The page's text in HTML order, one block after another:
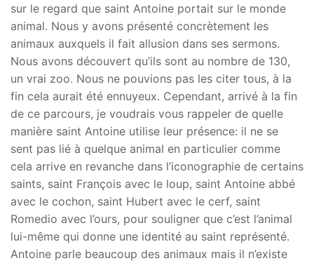
sur le regard que saint Antoine portait sur le monde
animal. Nous y avons présenté concrètement les
animaux auxquels il fait allusion dans ses sermons.
Nous avons découvert qu’ils sont au nombre de 130,
un vrai zoo. Nous ne pouvions pas les citer tous, à la
fin cela aurait été ennuyeux. Cependant, arrivé à la fin
de ce parcours, je voudrais vous rappeler de quelle
manière saint Antoine utilise leur présence: il ne se
sent pas lié à quelque animal en particulier comme
cela arrive en revanche dans l’iconographie de certains
saints, saint François avec le loup, saint Antoine abbé
avec le cochon, saint Hubert avec le cerf, saint
Romedio avec l’ours, pour souligner que c’est l’animal
lui-même qui donne une identité au saint représenté.
Antoine parle beaucoup des animaux mais il n’existe